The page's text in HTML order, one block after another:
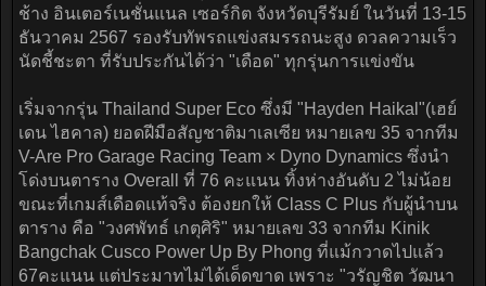
ช้าง อินเตอร์เนชั่นแนล เซอร์กิต จังหวัดบุรีรัมย์ ในวันที่ 13-15
ธันวาคม 2567 รองรับทัพรถแข่งสมรรถนะสูง ดวลความเร็ว
นัดชี้ชะตา ที่รับประกันได้ว่า "เดือด" ทุกรุ่นการแข่งขัน
เริ่มจากรุ่น Thailand Super Eco ซึ่งมี "Hayden Haikal"(เฮย์
เดน ไฮคาล) ยอดฝีมือสัญชาติมาเลเซีย หมายเลข 35 จากทีม
V-Are Pro Garage Racing Team × Dyno Dynamics ซึ่งนำ
โด่งบนตาราง Overall ที่ 76 คะแนน ทิ้งห่างอันดับ 2 ไม่น้อย
ขณะที่เกมส์เดือดแท้จริง ต้องยกให้ Class C Plus กับผู้นำบน
ตาราง คือ "วงศพัทธ์ เกตุศิริ" หมายเลข 33 จากทีม Kinik
Bangchak Cusco Power Up By Phong ที่แม้กวาดไปแล้ว
67คะแนน แต่ประมาทไม่ได้เด็ดขาด เพราะ "วรัญชิต วัฒนา